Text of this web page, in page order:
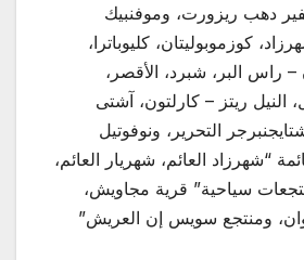
دهب ريزورت، وموفنبيك
كوزموبوليتان، كليوباترا،
– راس البر، شبرد، الأقصر،
النيل ريتز – كارلتون، آشتى
التحرير، ونوفوتيل
“شهرزاد العائم، شهريار العائم،
سياحية” قرية مجاويش،
ومنتجع سويس إن العريش”